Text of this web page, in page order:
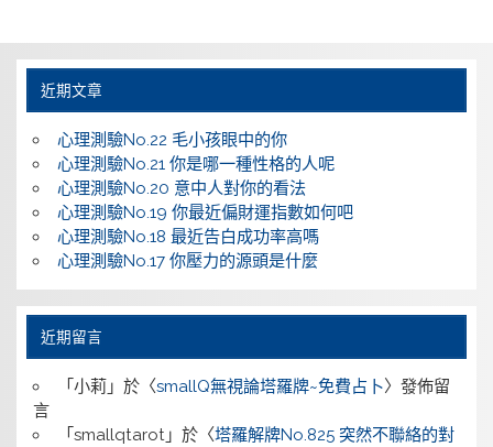
近期文章
心理測驗No.22 毛小孩眼中的你
心理測驗No.21 你是哪一種性格的人呢
心理測驗No.20 意中人對你的看法
心理測驗No.19 你最近偏財運指數如何吧
心理測驗No.18 最近告白成功率高嗎
心理測驗No.17 你壓力的源頭是什麼
近期留言
「 小莉」於〈smallQ無視論塔羅牌~免費占卜〉發佈留
言
「 smallqtarot」於〈塔羅解牌No.825 突然不聯絡的對